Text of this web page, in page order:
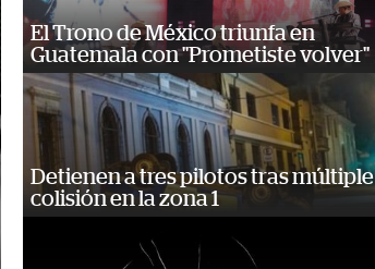
El Trono de México triunfa en
Guatemala con "Prometiste volver"
Detienen a tres pilotos tras múltiple
colisión en la zona 1